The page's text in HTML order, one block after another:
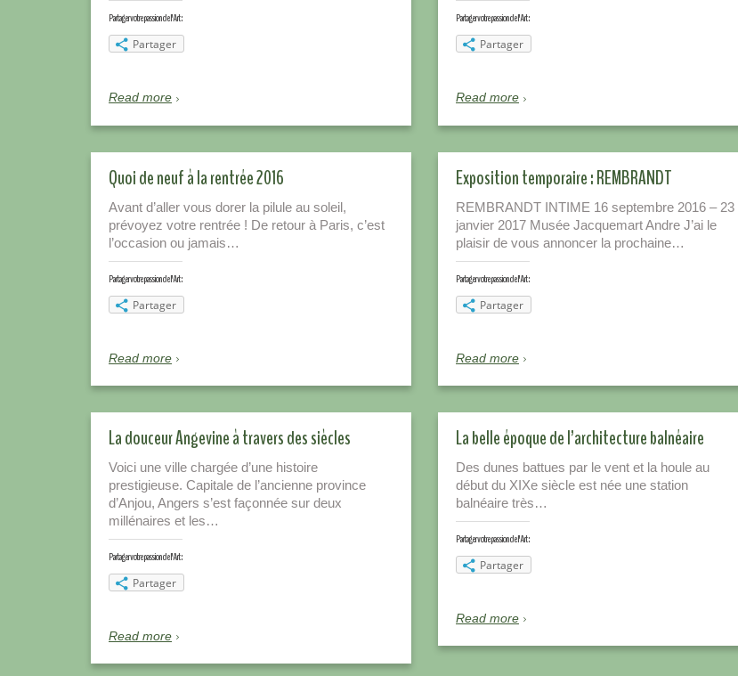
Partager votre passion de l'Art :
Partager
Read more
Partager votre passion de l'Art :
Partager
Read more
Quoi de neuf à la rentrée 2016
Avant d’aller vous dorer la pilule au soleil,
prévoyez votre rentrée ! De retour à Paris, c’est
l’occasion ou jamais…
Partager votre passion de l'Art :
Partager
Read more
Exposition temporaire : REMBRANDT
REMBRANDT INTIME 16 septembre 2016 – 23
janvier 2017 Musée Jacquemart Andre J’ai le
plaisir de vous annoncer la prochaine…
Partager votre passion de l'Art :
Partager
Read more
La douceur Angevine à travers des siècles
Voici une ville chargée d’une histoire
prestigieuse. Capitale de l’ancienne province
d’Anjou, Angers s’est façonnée sur deux
millénaires et les…
Partager votre passion de l'Art :
Partager
Read more
La belle époque de l’architecture balnéaire
Des dunes battues par le vent et la houle au
début du XIXe siècle est née une station
balnéaire très…
Partager votre passion de l'Art :
Partager
Read more